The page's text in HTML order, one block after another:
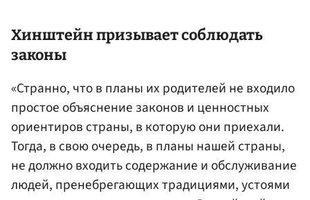
Хинштейнпризывает соблюдать
законы
«Странно, что в планы их родителей не входило
простое объяснение законов и ценностных
ориентиров страны, в которую они приехали.
Тогда, в свою очередь, в планы нашей страны,
не должно входить содержание и обслуживание
людей, пренебрегающих традициями, устоями